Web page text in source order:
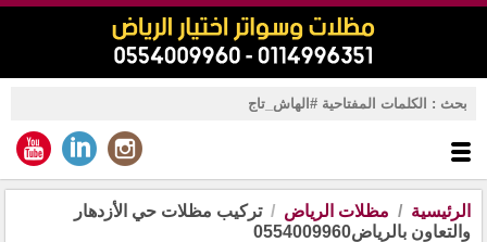
الرئيسية مظلات الرياض
تركيب مظلات حي الأزدهار
والتعاون بالرياض0554009960